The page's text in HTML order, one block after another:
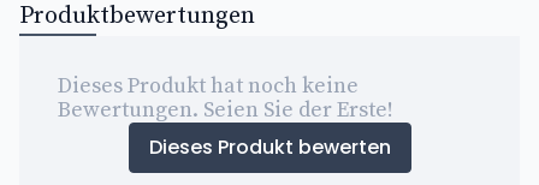
Produktbewertungen
Dieses Produkt hat noch keine
Bewertungen. Seien Sie der Erste!
Dieses Produkt bewerten